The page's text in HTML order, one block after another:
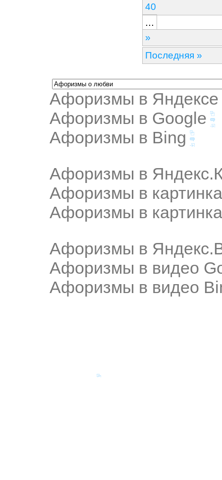
40
...
»
Последняя »
Афоризмы в Яндексе
Афоризмы в Google
Афоризмы в Bing
Афоризмы в
Афоризмы в
Афоризмы в
Афоризмы в
Афоризмы в видео
Афоризмы в видео